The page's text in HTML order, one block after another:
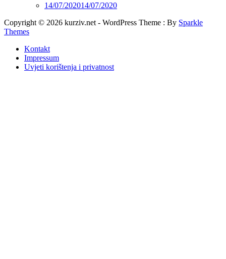
14/07/202014/07/2020
Copyright © 2026 kurziv.net - WordPress Theme : By Sparkle
Themes
Kontakt
Impressum
Uvjeti korištenja i privatnost